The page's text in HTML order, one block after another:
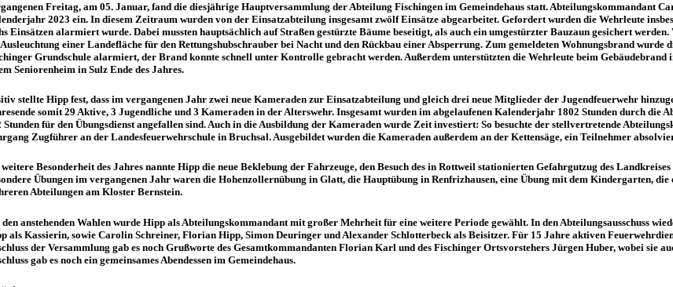
Freitag, am 05. Januar, fand die diesjährige Hauptversammlung der Abteilung Fischingen im Gemeindehaus statt. Abteilungskommandant
2023 ein. In diesem Zeitraum wurden von der Einsatzabteilung insgesamt zwölf Einsätze abgearbeitet. Gefordert wurden die Wehrleute
Einsätzen alarmiert wurde. Dabei mussten hauptsächlich auf Straßen gestürzte Bäume beseitigt, als auch ein umgestürzter Bauzaun gesichert
einer Landefläche für den Rettungshubschrauber bei Nacht und den Rückbau einer Absperrung. Zum gemeldeten Wohnungsbrand
Grundschule alarmiert, der Brand konnte schnell unter Kontrolle gebracht werden. Außerdem unterstützten die Wehrleute beim Gebäudebrand
Seniorenheim in Sulz Ende des Jahres.
stellte Hipp fest, dass im vergangenen Jahr zwei neue Kameraden zur Einsatzabteilung und gleich drei neue Mitglieder der Jugendfeuerwehr
somit 29 Aktive, 3 Jugendliche und 3 Kameraden in der Alterswehr. Insgesamt wurden im abgelaufenen Kalenderjahr 1802 Stunden durch die
Stunden für den Übungsdienst angefallen sind. Auch in die Ausbildung der Kameraden wurde Zeit investiert: So besuchte der stellvertretende
Zugführer an der Landesfeuerwehrschule in Bruchsal. Ausgebildet wurden die Kameraden außerdem an der Kettensäge, ein Teilnehmer
Besonderheit des Jahres nannte Hipp die neue Beklebung der Fahrzeuge, den Besuch des in Rottweil stationierten Gefahrgutzug des
Übungen im vergangenen Jahr waren die Hohenzollernübung in Glatt, die Hauptübung in Renfrizhausen, eine Übung mit dem Kindergarten,
Abteilungen am Kloster Bernstein.
den anstehenden Wahlen wurde Hipp als Abteilungskommandant mit großer Mehrheit für eine weitere Periode gewählt. In den Abteilungsausschuss
als Kassierin, sowie Carolin Schreiner, Florian Hipp, Simon Deuringer und Alexander Schlotterbeck als Beisitzer. Für 15 Jahre aktiven
der Versammlung gab es noch Grußworte des Gesamtkommandanten Florian Karl und des Fischinger Ortsvorstehers Jürgen Huber, wobei sie
gab es noch ein gemeinsames Abendessen im Gemeindehaus.